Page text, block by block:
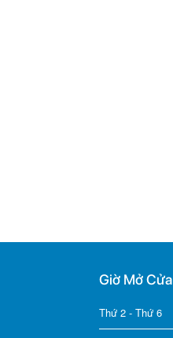
Giờ Mở Cửa
Thứ 2 - Thứ 6